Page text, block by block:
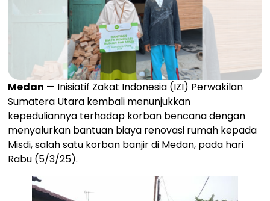
Medan — Inisiatif Zakat Indonesia (IZI) Perwakilan
Sumatera Utara kembali menunjukkan
kepeduliannya terhadap korban bencana dengan
menyalurkan bantuan biaya renovasi rumah kepada
Misdi, salah satu korban banjir di Medan, pada hari
Rabu (5/3/25).